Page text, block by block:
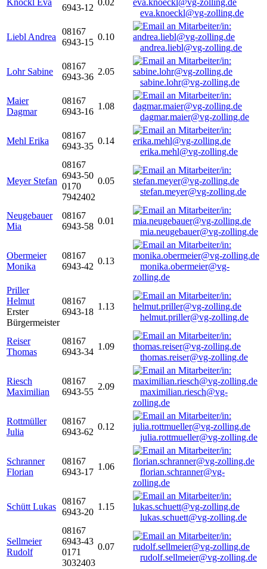
Knöckl Eva
6943-12
0.02
eva.knoeckl@vg-zolling.de
Liebl Andrea
08167
6943-15
0.10
andrea.liebl@vg-zolling.de
Lohr Sabine
08167
6943-36
2.05
sabine.lohr@vg-zolling.de
Maier
Dagmar
08167
6943-16
1.08
dagmar.maier@vg-zolling.de
Mehl Erika
08167
6943-35
0.14
erika.mehl@vg-zolling.de
Meyer Stefan
08167
6943-50
0170
7942402
0.05
stefan.meyer@vg-zolling.de
Neugebauer
Mia
08167
6943-58
0.01
mia.neugebauer@vg-zolling.de
Obermeier
Monika
08167
6943-42
0.13
monika.obermeier@vg-
zolling.de
Priller
Helmut
Erster
Bürgermeister
08167
6943-18
1.13
helmut.priller@vg-zolling.de
Reiser
Thomas
08167
6943-34
1.09
thomas.reiser@vg-zolling.de
Riesch
Maximilian
08167
6943-55
2.09
maximilian.riesch@vg-
zolling.de
Rottmüller
Julia
08167
6943-62
0.12
julia.rottmueller@vg-zolling.de
Schranner
Florian
08167
6943-17
1.06
florian.schranner@vg-
zolling.de
Schütt Lukas
08167
6943-20
1.15
lukas.schuett@vg-zolling.de
Sellmeier
Rudolf
08167
6943-43
0171
3032403
0.07
rudolf.sellmeier@vg-zolling.de